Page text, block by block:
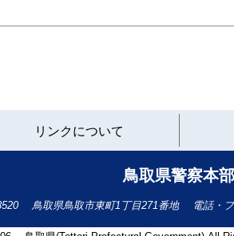
と
へ
リンクについて
鳥取県警察本部
鳥取県鳥取市東町1丁目271番地電話・フ